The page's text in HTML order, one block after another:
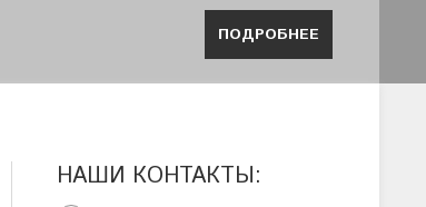
ПОДРОБНЕЕ
НАШИ КОНТАКТЫ: